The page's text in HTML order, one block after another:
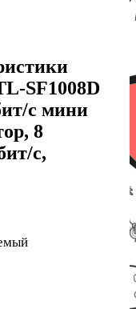
SF1008D
с мини
8
с,